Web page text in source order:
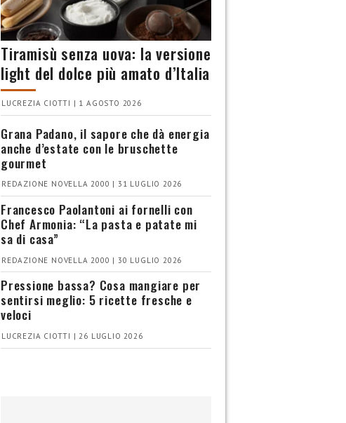
Tiramisù senza uova: la versione
light del dolce più amato d’Italia
LUCREZIA CIOTTI | 1 AGOSTO 2026
Grana Padano, il sapore che dà energia
anche d’estate con le bruschette
gourmet
REDAZIONE NOVELLA 2000 | 31 LUGLIO 2026
Francesco Paolantoni ai fornelli con
Chef Armonia: “La pasta e patate mi
sa di casa”
REDAZIONE NOVELLA 2000 | 30 LUGLIO 2026
Pressione bassa? Cosa mangiare per
sentirsi meglio: 5 ricette fresche e
veloci
LUCREZIA CIOTTI | 26 LUGLIO 2026